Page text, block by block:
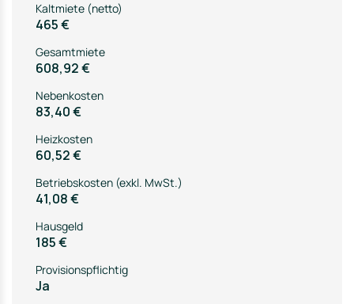
Kaltmiete (netto)
465 €
Gesamtmiete
608,92 €
Nebenkosten
83,40 €
Heizkosten
60,52 €
Betriebskosten (exkl. MwSt.)
41,08 €
Hausgeld
185 €
Provisionspflichtig
Ja